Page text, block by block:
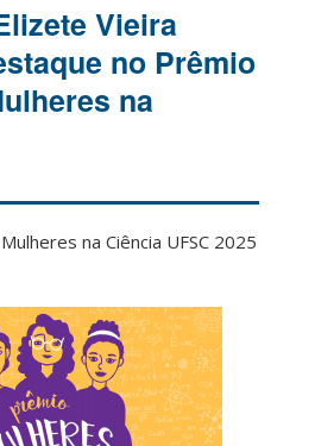
Vieira
no Prêmio
na
na Ciência UFSC 2025